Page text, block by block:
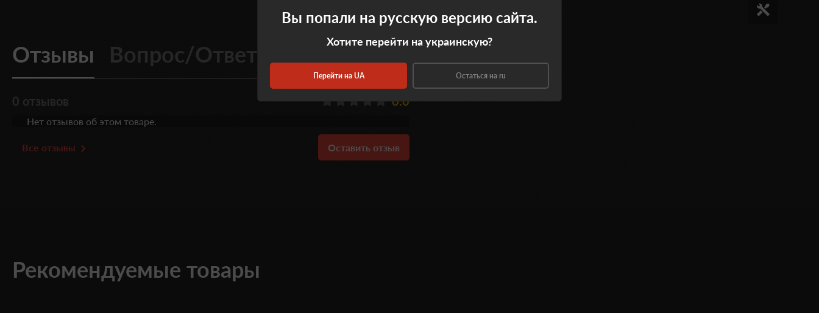
Отзывы Вопрос/Ответ
0 отзывов 0.0
Нет отзывов об этом товаре.
Все отзывы Оставить отзыв
Рекомендуемые товары
Вы попали на русскую версию сайта.
Хотите перейти на украинскую?
Перейти на UA Остаться на ru